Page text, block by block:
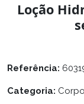
Loção
Referência:
Categoria: Corpo